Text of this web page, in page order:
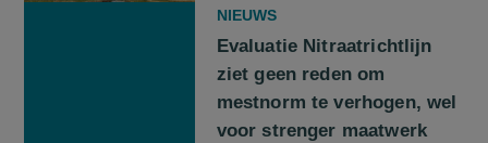
NIEUWS
Evaluatie Nitraatrichtlijn
ziet geen reden om
mestnorm te verhogen, wel
voor strenger maatwerk